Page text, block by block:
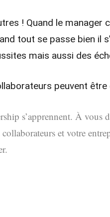
! Quand le manager
tout se passe bien il
mais aussi des
peuvent
s’apprennent. À vous
et votre